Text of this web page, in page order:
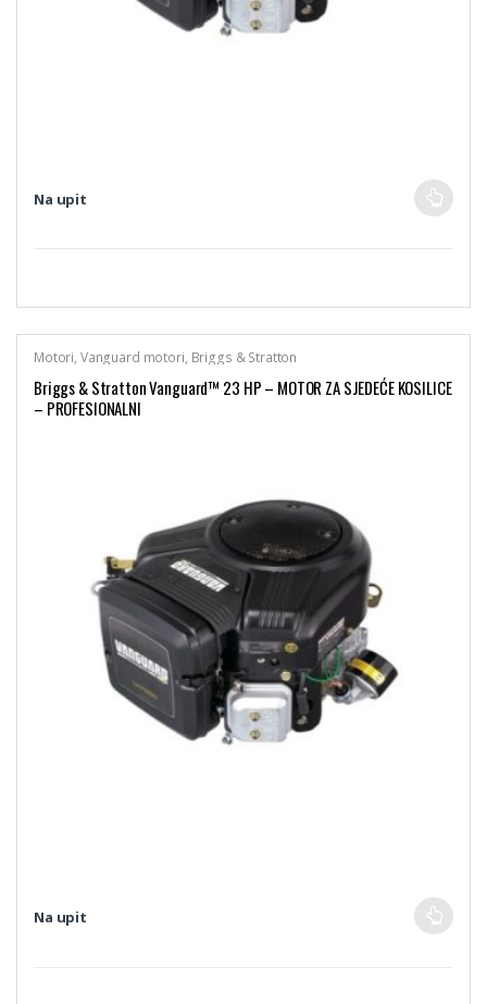
Na upit
Motori, Vanguard motori, Briggs & Stratton
Briggs & Stratton Vanguard™ 23 HP – MOTOR ZA SJEDEĆE KOSILICE
– PROFESIONALNI
Na upit